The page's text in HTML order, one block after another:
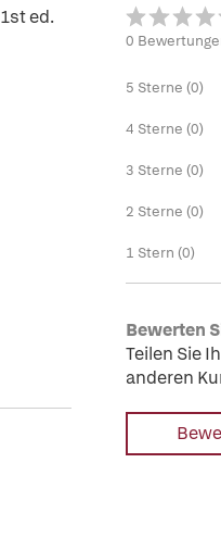
0
5 Sterne (0)
4 Sterne (0)
3 Sterne (0)
2 Sterne (0)
1 Stern (0)
Bewerten
Teilen Sie
anderen
ed.